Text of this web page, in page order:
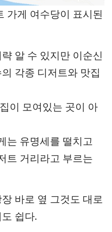
가게 여수당이 표시된
알 수 있지만 이순신
각종 디저트와 맛집
이 모여있는 곳이 아
는 유명세를 떨치고
트 거리라고 부르는
바로 옆 그것도 대로
쉽다.